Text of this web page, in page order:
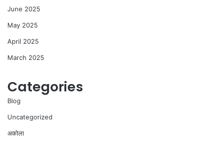
June 2025
May 2025
April 2025
March 2025
Categories
Blog
Uncategorized
अकोला